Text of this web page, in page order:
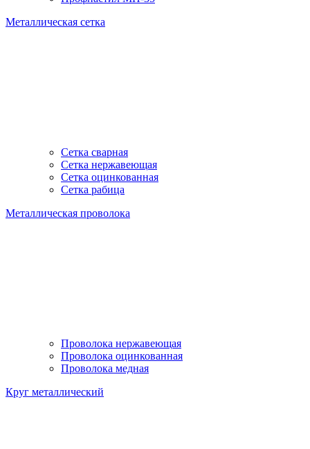
Металлическая сетка
Сетка сварная
Сетка нержавеющая
Сетка оцинкованная
Сетка рабица
Металлическая проволока
Проволока нержавеющая
Проволока оцинкованная
Проволока медная
Круг металлический